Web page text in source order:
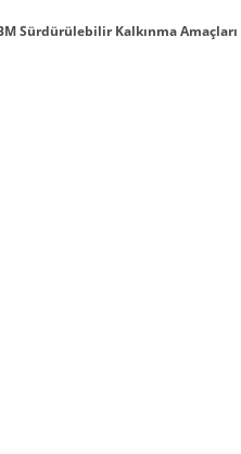
Sürdürülebilir Kalkınma Amaçları -